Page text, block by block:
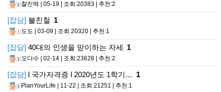
찰진떡 | 05-19 | 조회:20383 | 추천:2
[잡담] 불친철 1
도도 | 03-09 | 조회:20320 | 추천:1
[잡담] 40대의 인생을 맏이하는 자세 1
오다수 | 02-14 | 조회:23628 | 추천:2
[잡담] l 국가자격증 l 2020년도 1학기… 1
PlanYourLife | 11-22 | 조회:21251 | 추천:1